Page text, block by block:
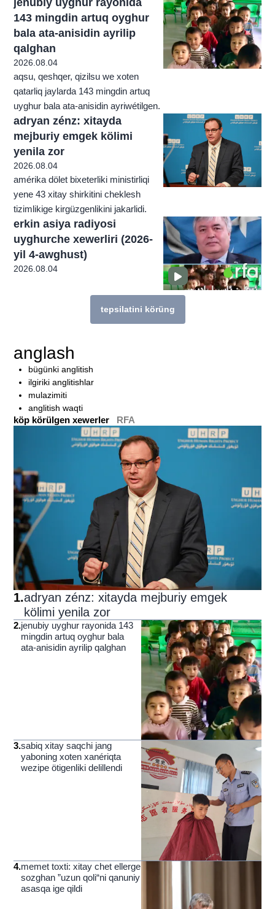
jenubiy uyghur rayonida
143 mingdin artuq oyghur
bala ata-anisidin ayrilip
qalghan
2026.08.04
aqsu, qeshqer, qizilsu we xoten
qatarliq jaylarda 143 mingdin artuq
uyghur bala ata-anisidin ayriwétilgen.
adryan zénz: xitayda
mejburiy emgek kölimi
yenila zor
2026.08.04
amérika dölet bixeterliki ministirliqi
yene 43 xitay shirkitini cheklesh
tizimlikige kirgüzgenlikini jakarlidi.
erkin asiya radiyosi
uyghurche xewerliri (2026-
yil 4-awghust)
2026.08.04
bu témigha munasiwetlik téximu köp
tepsilatini körüng
anglash
bügünki anglitish
ilgiriki anglitishlar
mulazimiti
anglitish waqti
köp körülgen xewerler RFA
1.adryan zénz: xitayda mejburiy emgek
kölimi yenila zor
2.jenubiy uyghur rayonida 143
mingdin artuq oyghur bala
ata-anisidin ayrilip qalghan
3.sabiq xitay saqchi jang
yaboning xoten xanériqta
wezipe ötigenliki delillendi
4.memet toxti: xitay chet ellerge
sozghan ”uzun qoli“ni qanuniy
asasqa ige qildi